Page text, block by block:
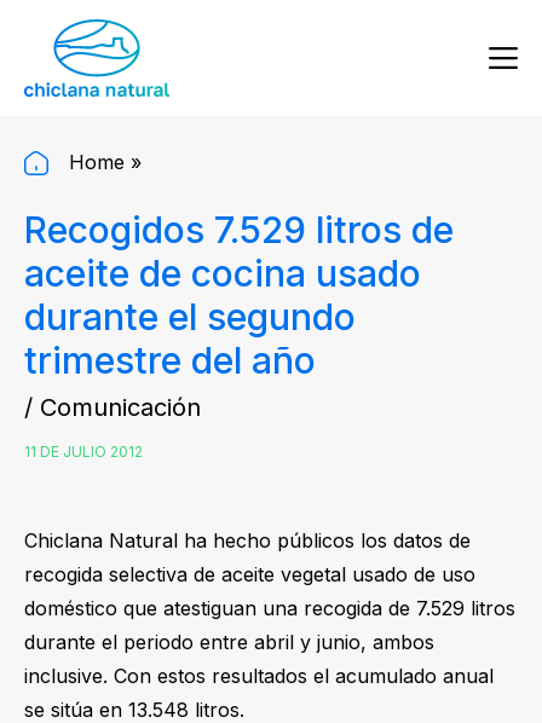
Home »
Recogidos 7.529 litros de
aceite de cocina usado
durante el segundo
trimestre del año
/ Comunicación
11 DE JULIO 2012
Chiclana Natural ha hecho públicos los datos de
recogida selectiva de aceite vegetal usado de uso
doméstico que atestiguan una recogida de 7.529 litros
durante el periodo entre abril y junio, ambos
inclusive. Con estos resultados el acumulado anual
se sitúa en 13.548 litros.